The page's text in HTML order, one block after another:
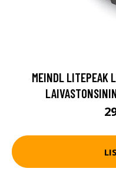
MEINDL LITEPEAK